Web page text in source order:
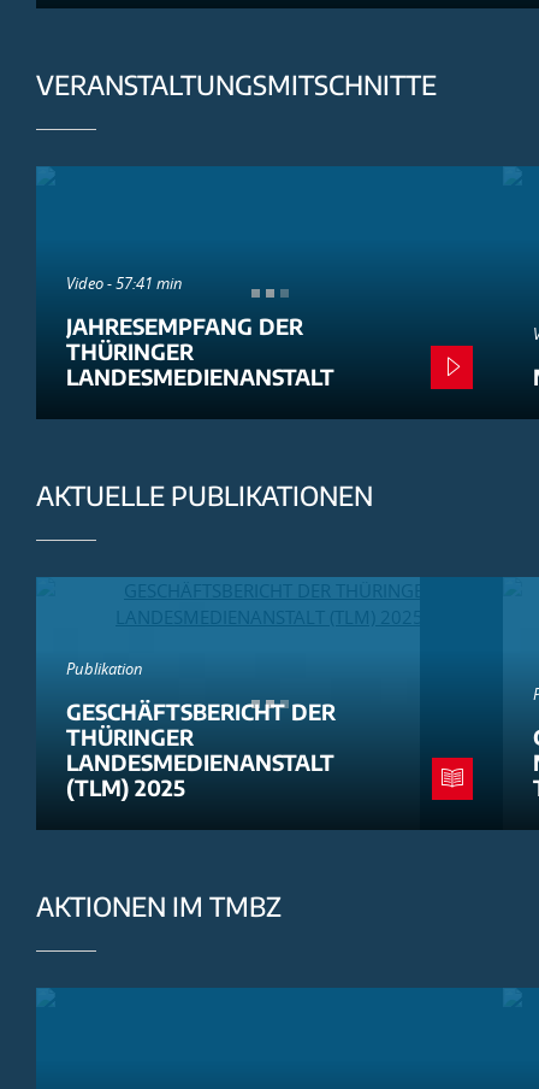
VERANSTALTUNGSMITSCHNITTE
Video - 57:41 min
JAHRESEMPFANG DER
THÜRINGER
LANDESMEDIENANSTALT
AKTUELLE PUBLIKATIONEN
Publikation
GESCHÄFTSBERICHT DER
THÜRINGER
LANDESMEDIENANSTALT
(TLM) 2025
AKTIONEN IM TMBZ